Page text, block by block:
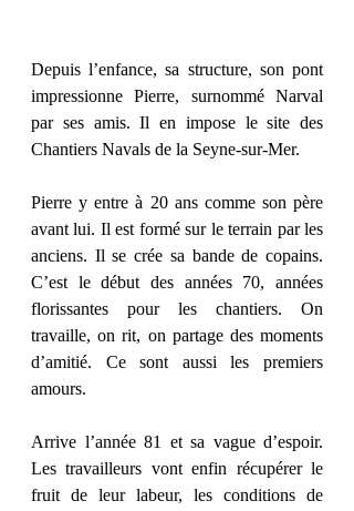
Depuis l’enfance, sa structure, son pont
impressionne Pierre, surnommé Narval
par ses amis. Il en impose le site des
Chantiers Navals de la Seyne-sur-Mer.
Pierre y entre à 20 ans comme son père
avant lui. Il est formé sur le terrain par les
anciens. Il se crée sa bande de copains.
C’est le début des années 70, années
florissantes pour les chantiers. On
travaille, on rit, on partage des moments
d’amitié. Ce sont aussi les premiers
amours.
Arrive l’année 81 et sa vague d’espoir.
Les travailleurs vont enfin récupérer le
fruit de leur labeur, les conditions de